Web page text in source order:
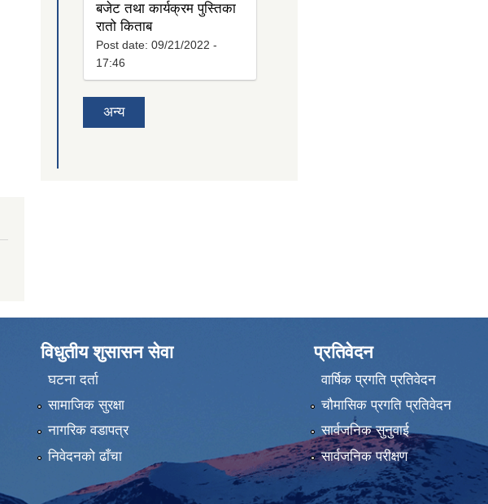
बजेट तथा कार्यक्रम पुस्तिका
रातो किताब
Post date: 09/21/2022 -
17:46
अन्य
विधुतीय शुसासन सेवा
घटना दर्ता
सामाजिक सुरक्षा
नागरिक वडापत्र
निवेदनको ढाँचा
प्रतिवेदन
वार्षिक प्रगति प्रतिवेदन
चौमासिक प्रगति प्रतिवेदन
सार्वजनिक सुनुवाई
सार्वजनिक परीक्षण